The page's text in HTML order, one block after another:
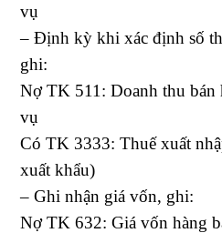
vụ
– Định kỳ khi xác định số
ghi:
Nợ TK 511: Doanh thu bán
vụ
Có TK 3333: Thuế xuất
xuất khẩu)
– Ghi nhận giá vốn, ghi:
Nợ TK 632: Giá vốn hàng